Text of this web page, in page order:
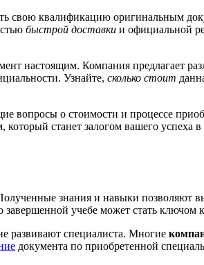
свою квалификацию оригинальным
быстрой доставки и официальной
настоящим. Компания предлагает
Узнайте, сколько стоит
вопросы о стоимости и процессе
станет залогом вашего успеха
знания и навыки позволяют
завершенной учебе может стать ключом
развивают специалиста. Многие
документа по приобретенной